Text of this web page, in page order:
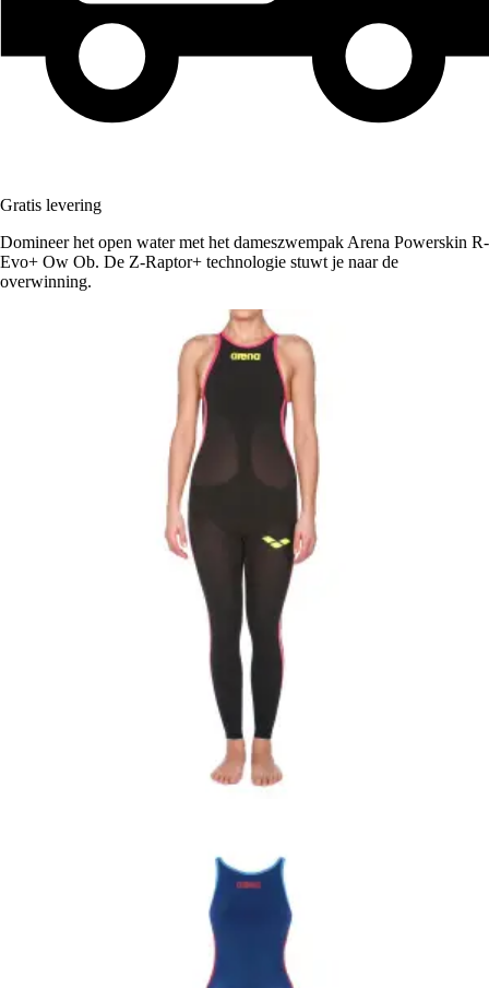
Gratis levering
Domineer het open water met het dameszwempak Arena Powerskin R-
Evo+ Ow Ob. De Z-Raptor+ technologie stuwt je naar de
overwinning.